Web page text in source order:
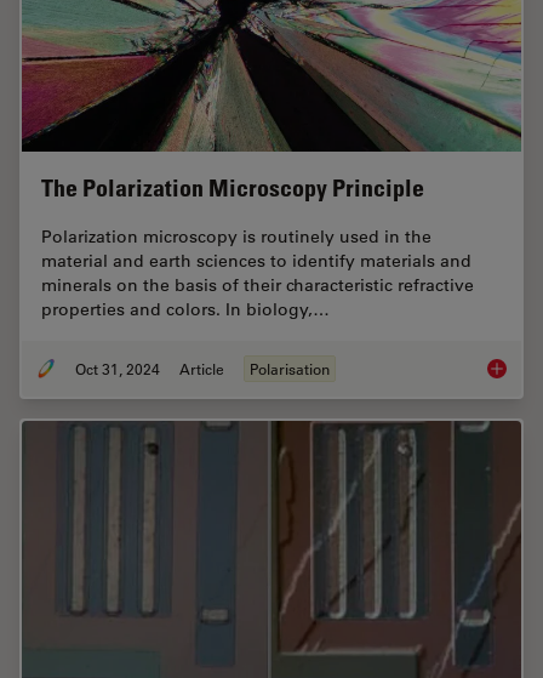
The Polarization Microscopy Principle
Polarization microscopy is routinely used in the
material and earth sciences to identify materials and
minerals on the basis of their characteristic refractive
properties and colors. In biology,…
Oct 31, 2024 Article Polarisation The